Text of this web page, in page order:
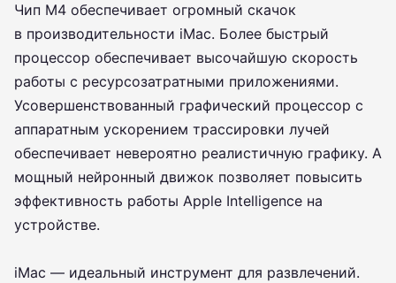
Чип M4 обеспечивает огромный скачок
в производительности iMac. Более быстрый
процессор обеспечивает высочайшую скорость
работы с ресурсозатратными приложениями.
Усовершенствованный графический процессор с
аппаратным ускорением трассировки лучей
обеспечивает невероятно реалистичную графику. А
мощный нейронный движок позволяет повысить
эффективность работы Apple Intelligence на
устройстве.
iMac — идеальный инструмент для развлечений.